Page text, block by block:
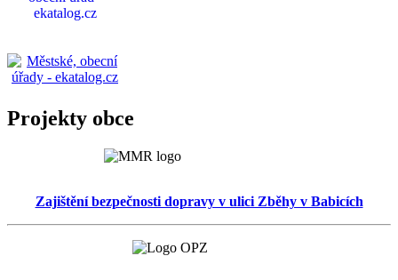
Projekty obce
Zajištění bezpečnosti dopravy v ulici Zběhy v Babicích